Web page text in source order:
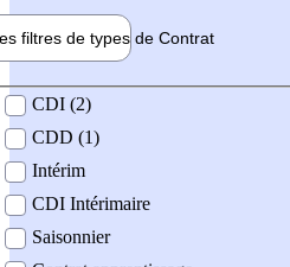
filtres de types de Contrat
contrat
CDI (2)
CDD (1)
Intérim
CDI Intérimaire
Saisonnier